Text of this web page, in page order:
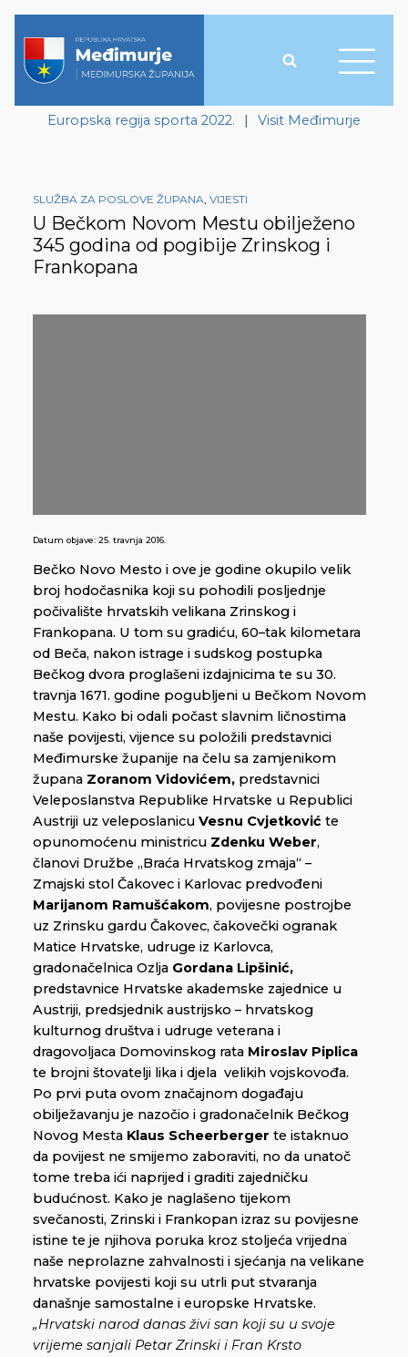
Europska regija sporta 2022. | Visit Međimurje
SLUŽBA ZA POSLOVE ŽUPANA, VIJESTI
U Bečkom Novom Mestu obilježeno
345 godina od pogibije Zrinskog i
Frankopana
Datum objave: 25. travnja 2016.
Bečko Novo Mesto i ove je godine okupilo velik
broj hodočasnika koji su pohodili posljednje
počivalište hrvatskih velikana Zrinskog i
Frankopana. U tom su gradiću, 60–tak kilometara
od Beča, nakon istrage i sudskog postupka
Bečkog dvora proglašeni izdajnicima te su 30.
travnja 1671. godine pogubljeni u Bečkom Novom
Mestu. Kako bi odali počast slavnim ličnostima
naše povijesti, vijence su položili predstavnici
Međimurske županije na čelu sa zamjenikom
župana Zoranom Vidovićem, predstavnici
Veleposlanstva Republike Hrvatske u Republici
Austriji uz veleposlanicu Vesnu Cvjetković te
opunomoćenu ministricu Zdenku Weber,
članovi Družbe „Braća Hrvatskog zmaja“ –
Zmajski stol Čakovec i Karlovac predvođeni
Marijanom Ramušćakom, povijesne postrojbe
uz Zrinsku gardu Čakovec, čakovečki ogranak
Matice Hrvatske, udruge iz Karlovca,
gradonačelnica Ozlja Gordana Lipšinić,
predstavnice Hrvatske akademske zajednice u
Austriji, predsjednik austrijsko – hrvatskog
kulturnog društva i udruge veterana i
dragovoljaca Domovinskog rata Miroslav Piplica
te brojni štovatelji lika i djela velikih vojskovođa.
Po prvi puta ovom značajnom događaju
obilježavanju je nazočio i gradonačelnik Bečkog
Novog Mesta Klaus Scheerberger te istaknuo
da povijest ne smijemo zaboraviti, no da unatoč
tome treba ići naprijed i graditi zajedničku
budućnost. Kako je naglašeno tijekom
svečanosti, Zrinski i Frankopan izraz su povijesne
istine te je njihova poruka kroz stoljeća vrijedna
naše neprolazne zahvalnosti i sjećanja na velikane
hrvatske povijesti koji su utrli put stvaranja
današnje samostalne i europske Hrvatske.
„Hrvatski narod danas živi san koji su u svoje
vrijeme sanjali Petar Zrinski i Fran Krsto